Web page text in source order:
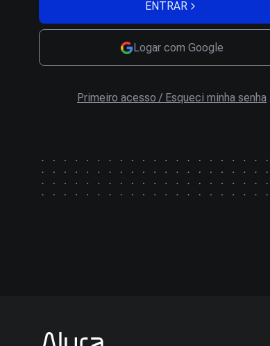
ENTRAR
Logar com Google
Primeiro acesso / Esqueci minha senha